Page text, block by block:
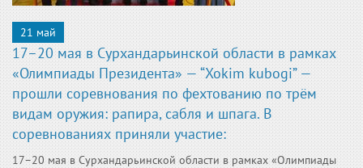
21 май
17–20 мая в Сурхандарьинской области в рамках
«Олимпиады Президента» — “Xokim kubogi” —
прошли соревнования по фехтованию по трём
видам оружия: рапира, сабля и шпага. В
соревнованиях приняли участие:
17–20 мая в Сурхандарьинской области в рамках «Олимпиады